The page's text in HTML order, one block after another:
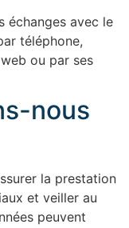
échanges avec le
téléphone,
ou par ses
nous
la prestation
et veiller au
peuvent